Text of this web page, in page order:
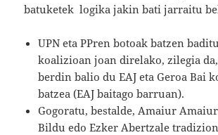
batuketek logika jakin bati jarraitu
UPN eta PPren botoak batzen
koalizioan joan direlako, zilegia
berdin balio du EAJ eta Geroa Bai
batzea (EAJ baitago barruan).
Gogoratu, bestalde, Amaiur
Bildu edo Ezker Abertzale